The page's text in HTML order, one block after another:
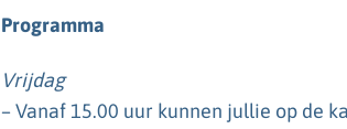
Programma
Vrijdag
– Vanaf 15.00 uur kunnen jullie op de